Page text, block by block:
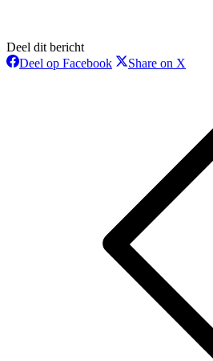
Deel dit bericht
Deel op FacebookDeelShare on X